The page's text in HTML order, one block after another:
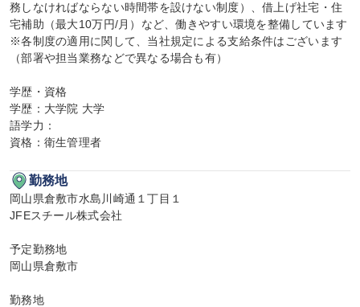
務しなければならない時間帯を設けない制度）、借上げ社宅・住
宅補助（最大10万円/月）など、働きやすい環境を整備しています
※各制度の適用に関して、当社規定による支給条件はございます
（部署や担当業務などで異なる場合も有）
学歴・資格
学歴：大学院 大学
語学力：
資格：衛生管理者
勤務地
岡山県倉敷市水島川崎通１丁目１
JFEスチール株式会社
予定勤務地
岡山県倉敷市
勤務地